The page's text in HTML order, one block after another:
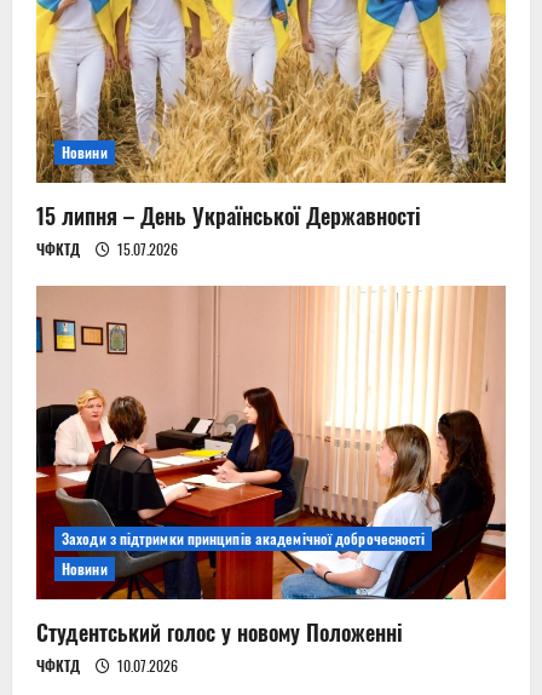
Новини
15 липня – День Української Державності
ЧФКТД 15.07.2026
Заходи з підтримки принципів академічної доброчесності
Новини
Студентський голос у новому Положенні
ЧФКТД 10.07.2026